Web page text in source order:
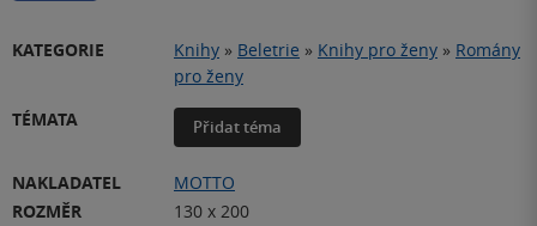
KATEGORIE Knihy » Beletrie » Knihy pro ženy » Romány
pro ženy
TÉMATA
Přidat téma
NAKLADATEL
MOTTO
ROZMĚR
130 x 200